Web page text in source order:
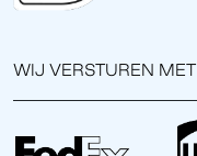
WIJ VERSTUREN MET